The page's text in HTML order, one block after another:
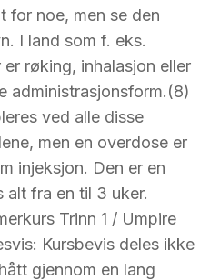
for noe, men se den
I land som f. eks.
røking, inhalasjon eller
administrasjonsform.(8)
ved alle disse
men en overdose er
injeksjon. Den er en
alt fra en til 3 uker.
Trinn 1 / Umpire
Kursbevis deles ikke
gjennom en lang